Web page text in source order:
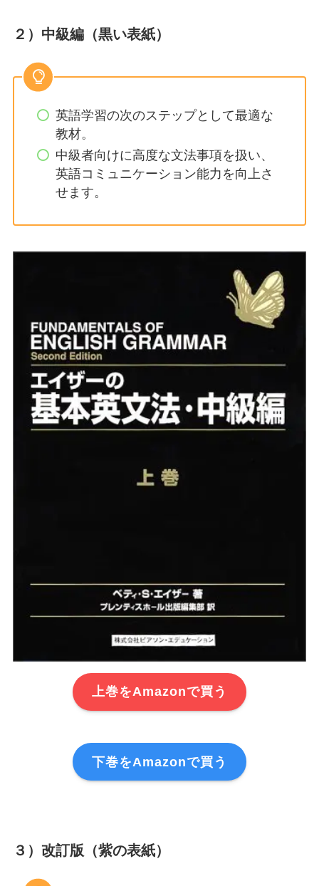
２） 中級編（黒い表紙）
英語学習の次のステップとして最適な
教材。
中級者向けに高度な文法事項を扱い、
英語コミュニケーション能力を向上さ
せます。
上巻をAmazonで買う
下巻をAmazonで買う
３） 改訂版（紫の表紙）